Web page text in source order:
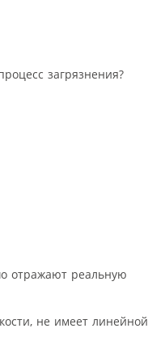
загрязнения?
отражают реальную
не имеет линейной